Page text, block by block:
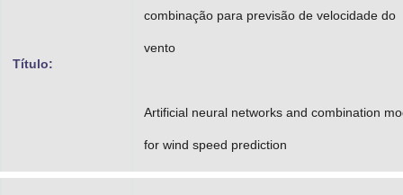
Título:
combinação para previsão de velocidade do
vento
Artificial neural networks and combination
for wind speed prediction